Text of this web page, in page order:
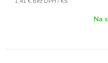
mletých pigmentov, ktorá
farby. Rosa akvarelové farby
Na